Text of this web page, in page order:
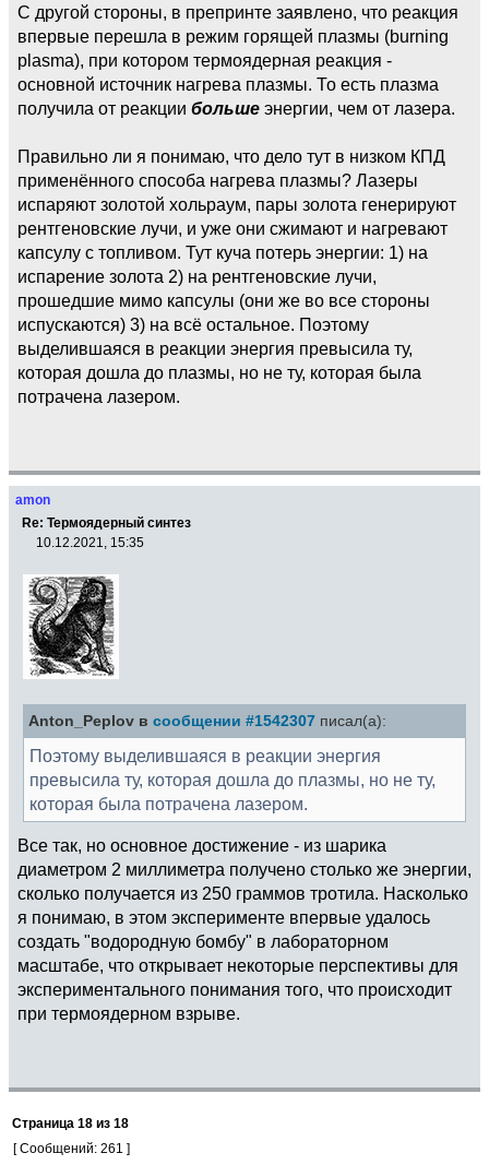
С другой стороны, в препринте заявлено, что реакция
впервые перешла в режим горящей плазмы (burning
plasma), при котором термоядерная реакция -
основной источник нагрева плазмы. То есть плазма
получила от реакции больше энергии, чем от лазера.
Правильно ли я понимаю, что дело тут в низком КПД
применённого способа нагрева плазмы? Лазеры
испаряют золотой хольраум, пары золота генерируют
рентгеновские лучи, и уже они сжимают и нагревают
капсулу с топливом. Тут куча потерь энергии: 1) на
испарение золота 2) на рентгеновские лучи,
прошедшие мимо капсулы (они же во все стороны
испускаются) 3) на всё остальное. Поэтому
выделившаяся в реакции энергия превысила ту,
которая дошла до плазмы, но не ту, которая была
потрачена лазером.
amon
Re: Термоядерный синтез
10.12.2021, 15:35
Anton_Peplov в сообщении #1542307 писал(а):
Поэтому выделившаяся в реакции энергия
превысила ту, которая дошла до плазмы, но не ту,
которая была потрачена лазером.
Все так, но основное достижение - из шарика
диаметром 2 миллиметра получено столько же энергии,
сколько получается из 250 граммов тротила. Насколько
я понимаю, в этом эксперименте впервые удалось
создать "водородную бомбу" в лабораторном
масштабе, что открывает некоторые перспективы для
экспериментального понимания того, что происходит
при термоядерном взрыве.
Страница 18 из 18
[ Сообщений: 261 ]